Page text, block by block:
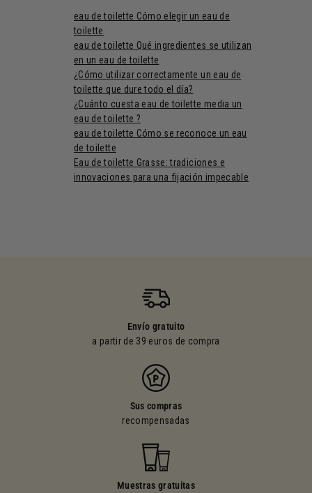
eau de toilette Cómo elegir un eau de
toilette
eau de toilette Qué ingredientes se utilizan
en un eau de toilette
¿Cómo utilizar correctamente un eau de
toilette que dure todo el día?
¿Cuánto cuesta eau de toilette media un
eau de toilette ?
eau de toilette Cómo se reconoce un eau
de toilette
Eau de toilette Grasse: tradiciones e
innovaciones para una fijación impecable
Envío gratuito
a partir de 39 euros de compra
Sus compras
recompensadas
Muestras gratuitas